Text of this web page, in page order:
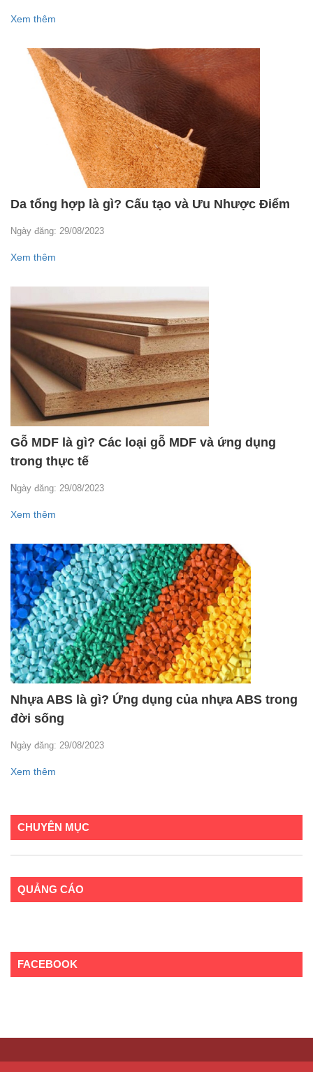
Xem thêm
Da tổng hợp là gì? Cấu tạo và Ưu Nhược Điểm
Ngày đăng: 29/08/2023
Xem thêm
Gỗ MDF là gì? Các loại gỗ MDF và ứng dụng
trong thực tế
Ngày đăng: 29/08/2023
Xem thêm
Nhựa ABS là gì? Ứng dụng của nhựa ABS trong
đời sống
Ngày đăng: 29/08/2023
Xem thêm
CHUYÊN MỤC
QUẢNG CÁO
FACEBOOK